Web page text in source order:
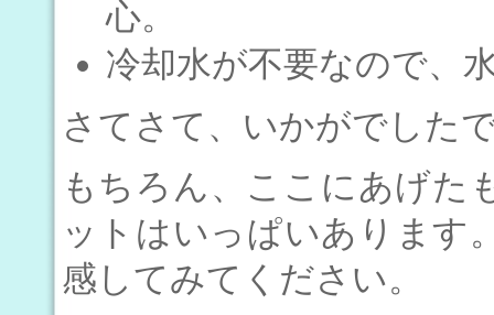
心。
冷却水が不要なので、
さてさて、いかがでした
もちろん、ここにあげた
ットはいっぱいあります
感してみてください。